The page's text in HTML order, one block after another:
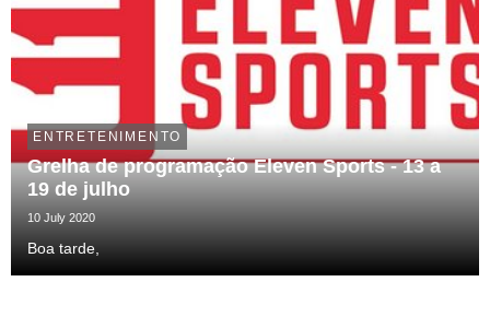
ENTRETENIMENTO
Grelha de programação Eleven Sports - 13 a
19 de julho
10 July 2020
Boa tarde,